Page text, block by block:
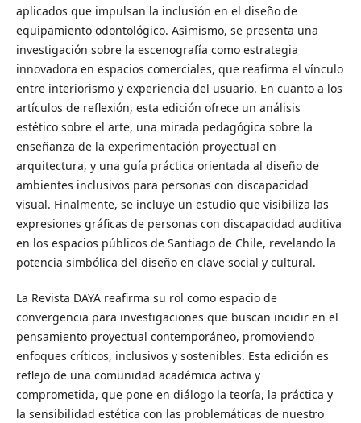
aplicados que impulsan la inclusión en el diseño de
equipamiento odontológico. Asimismo, se presenta una
investigación sobre la escenografía como estrategia
innovadora en espacios comerciales, que reafirma el vínculo
entre interiorismo y experiencia del usuario. En cuanto a los
artículos de reflexión, esta edición ofrece un análisis
estético sobre el arte, una mirada pedagógica sobre la
enseñanza de la experimentación proyectual en
arquitectura, y una guía práctica orientada al diseño de
ambientes inclusivos para personas con discapacidad
visual. Finalmente, se incluye un estudio que visibiliza las
expresiones gráficas de personas con discapacidad auditiva
en los espacios públicos de Santiago de Chile, revelando la
potencia simbólica del diseño en clave social y cultural.
La Revista DAYA reafirma su rol como espacio de
convergencia para investigaciones que buscan incidir en el
pensamiento proyectual contemporáneo, promoviendo
enfoques críticos, inclusivos y sostenibles. Esta edición es
reflejo de una comunidad académica activa y
comprometida, que pone en diálogo la teoría, la práctica y
la sensibilidad estética con las problemáticas de nuestro